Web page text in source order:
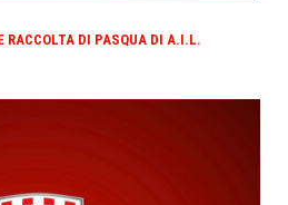
RACCOLTA DI PASQUA DI A.I.L.